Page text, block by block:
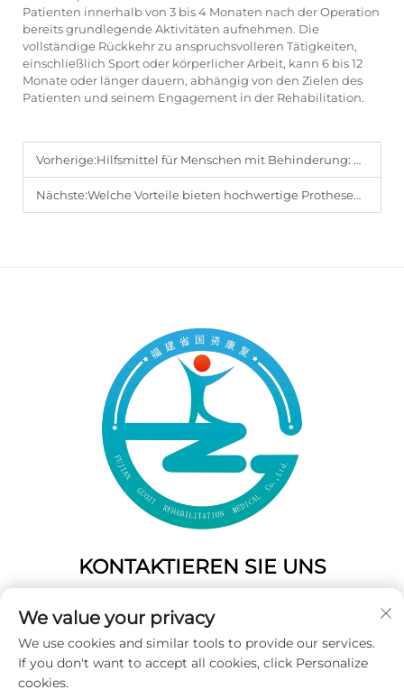
Patienten innerhalb von 3 bis 4 Monaten nach der Operation
bereits grundlegende Aktivitäten aufnehmen. Die
vollständige Rückkehr zu anspruchsvolleren Tätigkeiten,
einschließlich Sport oder körperlicher Arbeit, kann 6 bis 12
Monate oder länger dauern, abhängig von den Zielen des
Patienten und seinem Engagement in der Rehabilitation.
Vorherige:Hilfsmittel für Menschen mit Behinderung: Welche Merkmale gewährleisten maximalen Komfort?
Nächste:Welche Vorteile bieten hochwertige Prothesen-Zubehörteile für Amputierte?
KONTAKTIEREN SIE UNS
China
Tel.:+86-19859128239
E-Mail:
We value your privacy
We use cookies and similar tools to provide our services.
If you don't want to accept all cookies, click Personalize
cookies.